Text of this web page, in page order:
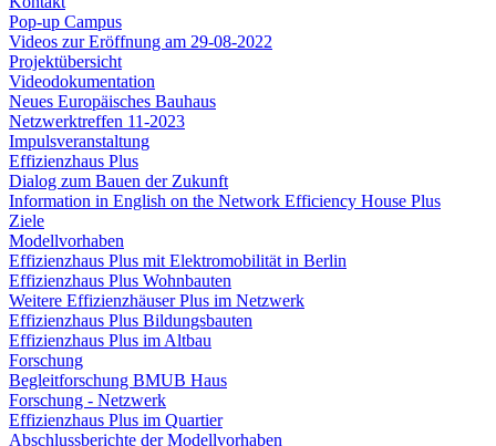
Pop-up Campus
Videos zur Eröffnung am 29-08-2022
Projektübersicht
Videodokumentation
Neues Europäisches Bauhaus
Netzwerktreffen 11-2023
Impulsveranstaltung
Effizienzhaus Plus
Dialog zum Bauen der Zukunft
Information in English on the Network Efficiency House Plus
Ziele
Modellvorhaben
Effizienzhaus Plus mit Elektromobilität in Berlin
Effizienzhaus Plus Wohnbauten
Weitere Effizienzhäuser Plus im Netzwerk
Effizienzhaus Plus Bildungsbauten
Effizienzhaus Plus im Altbau
Forschung
Begleitforschung BMUB Haus
Forschung - Netzwerk
Effizienzhaus Plus im Quartier
Abschlussberichte der Modellvorhaben